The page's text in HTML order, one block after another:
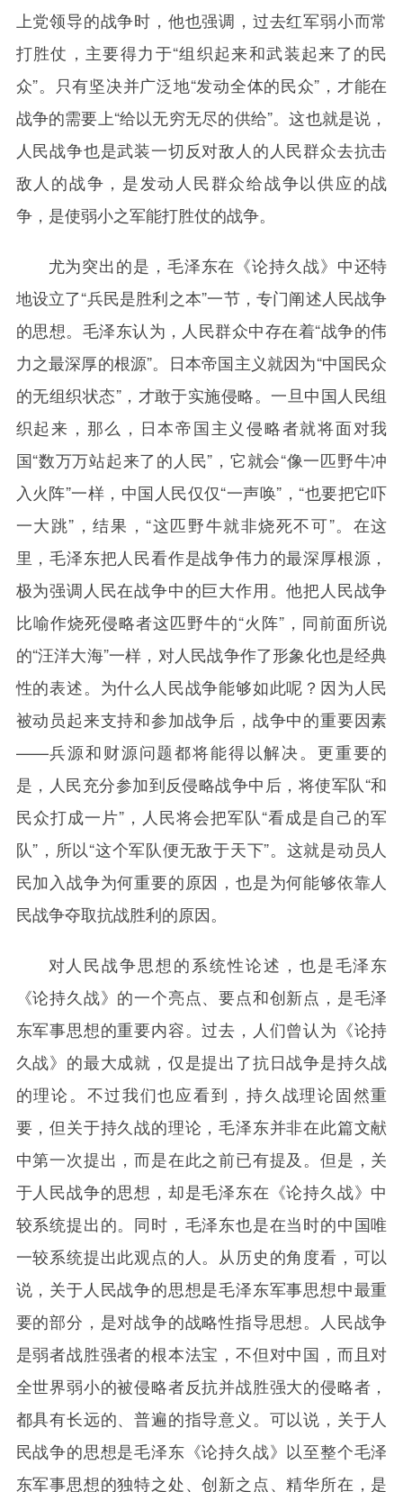
上党领导的战争时，他也强调，过去红军弱小而常
打胜仗，主要得力于“组织起来和武装起来了的民
众”。只有坚决并广泛地“发动全体的民众”，才能在
战争的需要上“给以无穷无尽的供给”。这也就是说，
人民战争也是武装一切反对敌人的人民群众去抗击
敌人的战争，是发动人民群众给战争以供应的战
争，是使弱小之军能打胜仗的战争。
尤为突出的是，毛泽东在《论持久战》中还特
地设立了“兵民是胜利之本”一节，专门阐述人民战争
的思想。毛泽东认为，人民群众中存在着“战争的伟
力之最深厚的根源”。日本帝国主义就因为“中国民众
的无组织状态”，才敢于实施侵略。一旦中国人民组
织起来，那么，日本帝国主义侵略者就将面对我
国“数万万站起来了的人民”，它就会“像一匹野牛冲
入火阵”一样，中国人民仅仅“一声唤”，“也要把它吓
一大跳”，结果，“这匹野牛就非烧死不可”。在这
里，毛泽东把人民看作是战争伟力的最深厚根源，
极为强调人民在战争中的巨大作用。他把人民战争
比喻作烧死侵略者这匹野牛的“火阵”，同前面所说
的“汪洋大海”一样，对人民战争作了形象化也是经典
性的表述。为什么人民战争能够如此呢？因为人民
被动员起来支持和参加战争后，战争中的重要因素
——兵源和财源问题都将能得以解决。更重要的
是，人民充分参加到反侵略战争中后，将使军队“和
民众打成一片”，人民将会把军队“看成是自己的军
队”，所以“这个军队便无敌于天下”。这就是动员人
民加入战争为何重要的原因，也是为何能够依靠人
民战争夺取抗战胜利的原因。
对人民战争思想的系统性论述，也是毛泽东
《论持久战》的一个亮点、要点和创新点，是毛泽
东军事思想的重要内容。过去，人们曾认为《论持
久战》的最大成就，仅是提出了抗日战争是持久战
的理论。不过我们也应看到，持久战理论固然重
要，但关于持久战的理论，毛泽东并非在此篇文献
中第一次提出，而是在此之前已有提及。但是，关
于人民战争的思想，却是毛泽东在《论持久战》中
较系统提出的。同时，毛泽东也是在当时的中国唯
一较系统提出此观点的人。从历史的角度看，可以
说，关于人民战争的思想是毛泽东军事思想中最重
要的部分，是对战争的战略性指导思想。人民战争
是弱者战胜强者的根本法宝，不但对中国，而且对
全世界弱小的被侵略者反抗并战胜强大的侵略者，
都具有长远的、普遍的指导意义。可以说，关于人
民战争的思想是毛泽东《论持久战》以至整个毛泽
东军事思想的独特之处、创新之点、精华所在，是